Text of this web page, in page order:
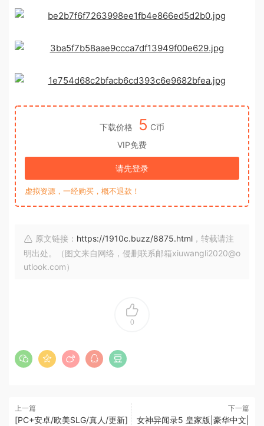
下载价格 5 C币
VIP免费
请先登录
虚拟资源，一经购买，概不退款！
原文链接： https://1910c.buzz/8875.html ，转载请注
明出处。（图文来自网络，侵删联系邮箱xiuwangli2020@o
utlook.com）
0
上一篇
[PC+安卓/欧美SLG/真人/更新]
下一篇
女神异闻录5 皇家版|豪华中文|